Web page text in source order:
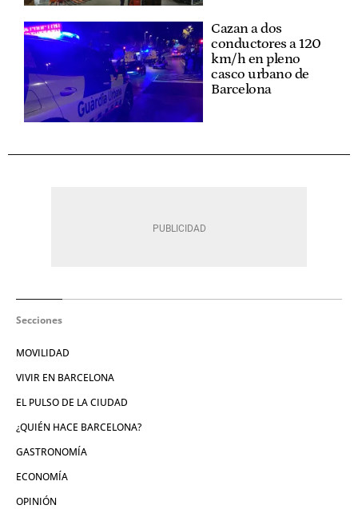
Cazan a dos
conductores a 120
km/h en pleno
casco urbano de
Barcelona
Secciones
MOVILIDAD
VIVIR EN BARCELONA
EL PULSO DE LA CIUDAD
¿QUIÉN HACE BARCELONA?
GASTRONOMÍA
ECONOMÍA
OPINIÓN